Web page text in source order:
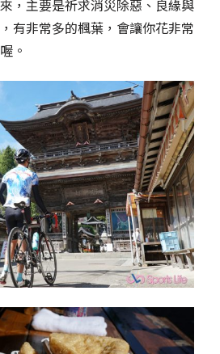
，主要是祈求消災除惡、良緣與
有非常多的楓葉，會讓你花非常
。